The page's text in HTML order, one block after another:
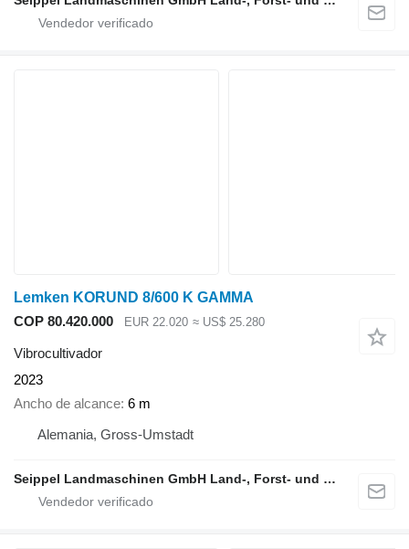
Lemken KORUND 8/600 K GAMMA
COP 80.420.000
EUR 22.020 ≈ US$ 25.280
Vibrocultivador
2023
Ancho de alcance 6 m
Alemania, Gross-Umstadt
Seippel Landmaschinen GmbH Land-, Forst- und Gartentechnik